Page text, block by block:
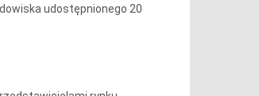
udostępnionego 20